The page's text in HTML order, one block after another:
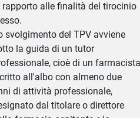
rapporto alle finalità del tirocinio
svolgimento del TPV avviene
la guida di un tutor
cioè di un farmacista
all'albo con almeno due
di attività professionale,
dal titolare o direttore